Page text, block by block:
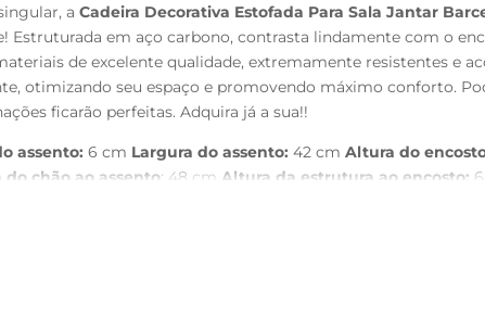
a Cadeira Decorativa Estofada Para Sala Jantar
Estruturada em aço carbono, contrasta lindamente com o
de excelente qualidade, extremamente resistentes e
otimizando seu espaço e promovendo máximo conforto.
ficarão perfeitas. Adquira já a sua!!
assento: 6 cm Largura do assento: 42 cm Altura do
do chão ao assento: 48 cm Altura da estrutura ao encosto: